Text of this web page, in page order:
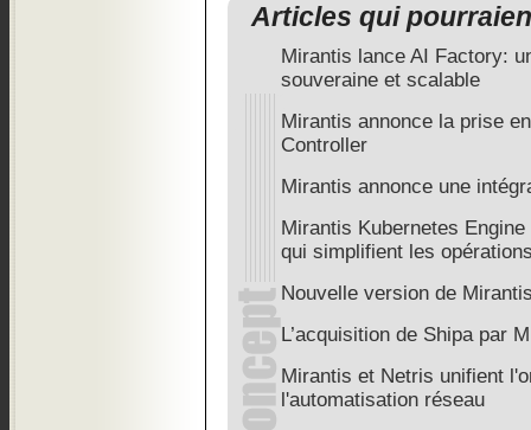
Articles qui
Mirantis lance AI Factory:
souveraine et scalable
Mirantis annonce la prise
Controller
Mirantis annonce une
Mirantis Kubernetes
qui simplifient les
Nouvelle version de
L’acquisition de Shipa par
Mirantis et Netris unifient
l'automatisation réseau